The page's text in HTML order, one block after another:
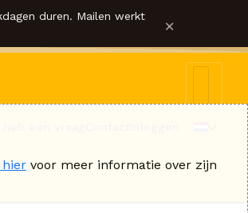
duren. Mailen werkt ×
voor meer informatie over zijn